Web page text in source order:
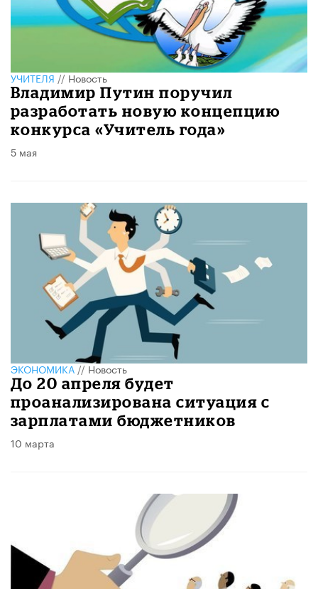
УЧИТЕЛЯ//Новость
Владимир Путин поручил
разработать новую концепцию
конкурса «Учитель года»
5 мая
ЭКОНОМИКА//Новость
До 20 апреля будет
проанализирована ситуация с
зарплатами бюджетников
10 марта